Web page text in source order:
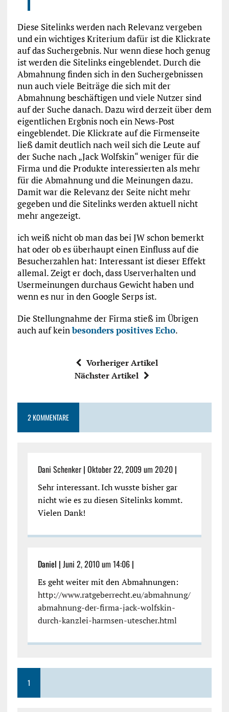
Diese Sitelinks werden nach Relevanz vergeben
und ein wichtiges Kriterium dafür ist die Klickrate
auf das Suchergebnis. Nur wenn diese hoch genug
ist werden die Sitelinks eingeblendet. Durch die
Abmahnung finden sich in den Suchergebnissen
nun auch viele Beiträge die sich mit der
Abmahnung beschäftigen und viele Nutzer sind
auf der Suche danach. Dazu wird derzeit über dem
eigentlichen Ergbnis noch ein News-Post
eingeblendet. Die Klickrate auf die Firmenseite
ließ damit deutlich nach weil sich die Leute auf
der Suche nach „Jack Wolfskin“ weniger für die
Firma und die Produkte interessierten als mehr
für die Abmahnung und die Meinungen dazu.
Damit war die Relevanz der Seite nicht mehr
gegeben und die Sitelinks werden aktuell nicht
mehr angezeigt.
ich weiß nicht ob man das bei JW schon bemerkt
hat oder ob es überhaupt einen Einfluss auf die
Besucherzahlen hat: Interessant ist dieser Effekt
allemal. Zeigt er doch, dass Userverhalten und
Usermeinungen durchaus Gewicht haben und
wenn es nur in den Google Serps ist.
Die Stellungnahme der Firma stieß im Übrigen
auch auf keinbesonderspositivesEcho.
Vorheriger Artikel
Nächster Artikel
2 KOMMENTARE
Dani Schenker| Oktober 22, 2009 um 20:20|
Sehr interessant. Ich wusste bisher gar
nicht wie es zu diesen Sitelinks kommt.
Vielen Dank!
Daniel | Juni 2, 2010 um 14:06|
Es geht weiter mit den Abmahnungen:
http://www.ratgeberrecht.eu/abmahnung/
abmahnung-der-firma-jack-wolfskin-
durch-kanzlei-harmsen-utescher.html
1